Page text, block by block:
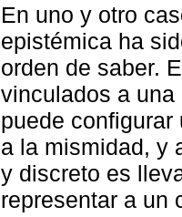
En uno y otro
epistémica ha
orden de saber.
vinculados a
puede
a la mismidad, y
y discreto es
representar a un